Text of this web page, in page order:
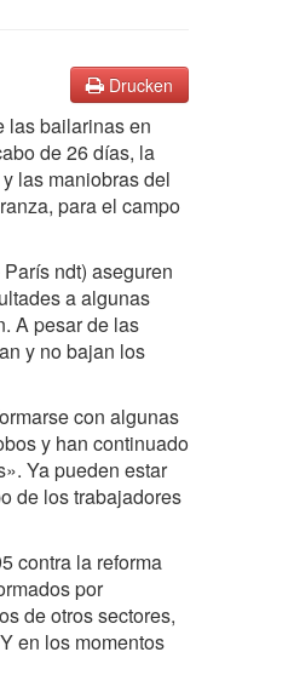
Drucken
las bailarinas en
de 26 días, la
las maniobras del
para el campo
ndt) aseguren
a algunas
A pesar de las
y no bajan los
con algunas
y han continuado
Ya pueden estar
de los trabajadores
contra la reforma
por
de otros sectores,
en los momentos